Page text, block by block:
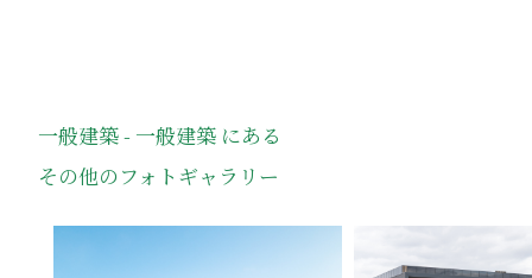
一般建築 - 一般建築 にある
その他のフォトギャラリー